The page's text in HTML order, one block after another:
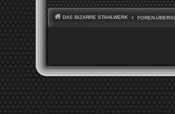
DAS BIZARRE STAHLWERK FOREN-